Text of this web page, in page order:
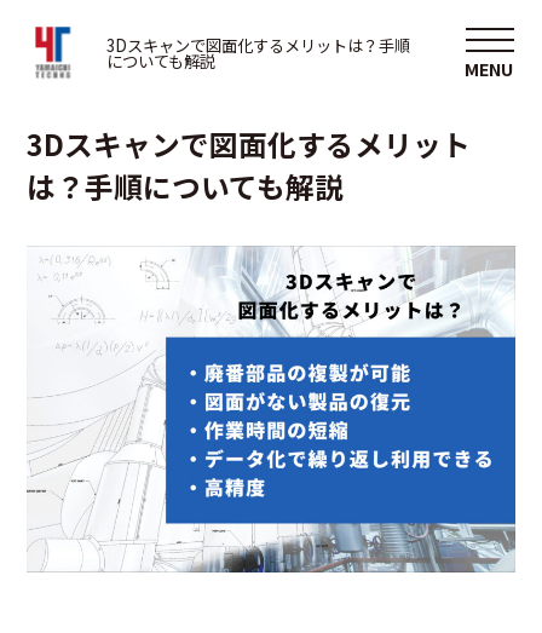
3Dスキャンで図面化するメリットは？手順
についても解説
2025/05/22
3Dスキャンで図面化するメリット
は？手順についても解説